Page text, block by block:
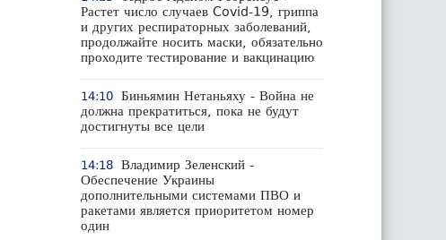
Растет число случаев Covid-19, гриппа
и других респираторных заболеваний,
продолжайте носить маски, обязательно
проходите тестирование и вакцинацию
14:10 Биньямин Нетаньяху - Война не
должна прекратиться, пока не будут
достигнуты все цели
14:18 Владимир Зеленский -
Обеспечение Украины
дополнительными системами ПВО и
ракетами является приоритетом номер
один